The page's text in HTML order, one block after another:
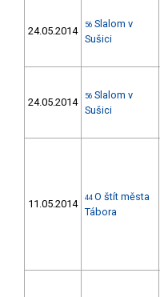
24.05.2014 56 Slalom v
Sušici
24.05.2014 56 Slalom v
Sušici
11.05.2014 44 O štít města
Tábora